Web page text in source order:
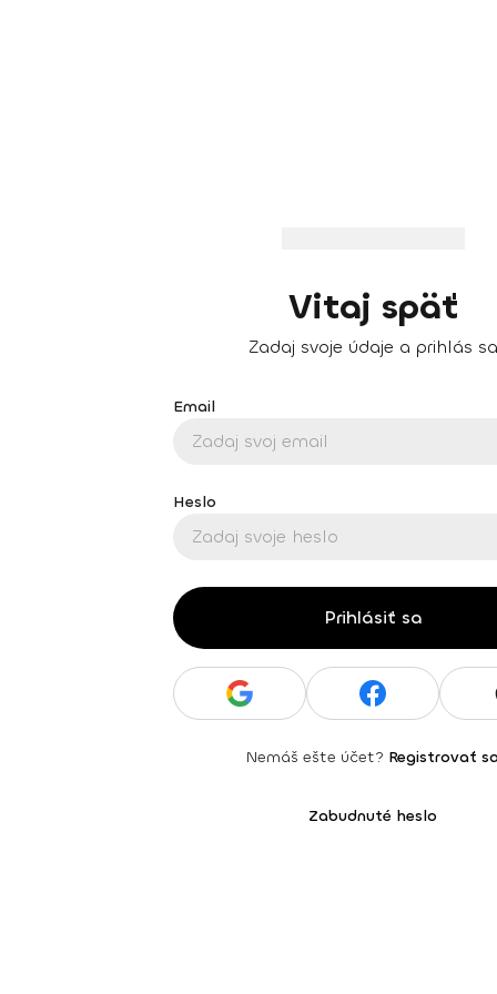
Vitaj späť
Zadaj svoje údaje a prihlás sa
Email
Heslo
Prihlásiť sa
Nemáš ešte účet? Registrovať
Zabudnuté heslo